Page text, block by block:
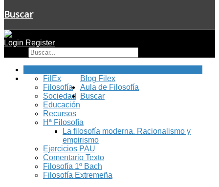
Buscar
Login Register
Blog Filex
FilEx
Filosofía
Sociedad
Educación
Recursos
Aula de Filosofía
Hª Filosofía
La filosofía moderna. Racionalismo y
empirismo
Ejercicios PAU
Comentario Texto
Filosofía 1º Bach
Filosofía Extremeña
Buscar